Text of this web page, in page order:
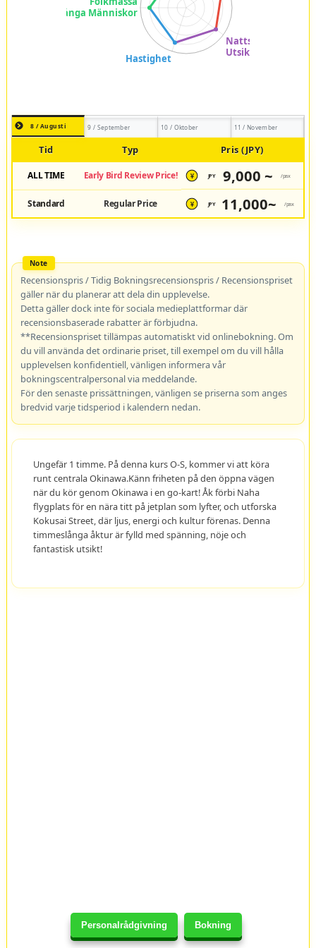
Personalrådgivning Bokning
8 / Augusti 9 / September 10 / Oktober 11 / November
Tid Typ Pris (JPY)
ALL TIME Early Bird Review Price! ¥ JPY 9,000 ~ /pax
Standard Regular Price ¥ JPY 11,000~ /pax
Recensionspris / Tidig Bokningsrecensionspris / Recensionspriset
gäller när du planerar att dela din upplevelse.
Detta gäller dock inte för sociala medieplattformar där
recensionsbaserade rabatter är förbjudna.
**Recensionspriset tillämpas automatiskt vid onlinebokning. Om
du vill använda det ordinarie priset, till exempel om du vill hålla
upplevelsen konfidentiell, vänligen informera vår
bokningscentralpersonal via meddelande.
För den senaste prissättningen, vänligen se priserna som anges
bredvid varje tidsperiod i kalendern nedan.
Ungefär 1 timme. På denna kurs O-S, kommer vi att köra
runt centrala Okinawa.Känn friheten på den öppna vägen
när du kör genom Okinawa i en go-kart! Åk förbi Naha
flygplats för en nära titt på jetplan som lyfter, och utforska
Kokusai Street, där ljus, energi och kultur förenas. Denna
timmeslånga åktur är fylld med spänning, nöje och
fantastisk utsikt!